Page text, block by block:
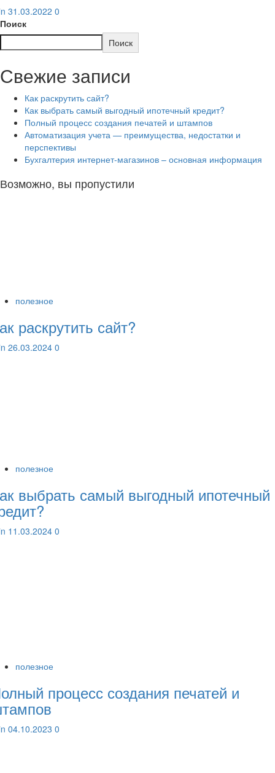
31.03.2022 0
Поиск
Поиск
Свежие записи
Как раскрутить сайт?
Как выбрать самый выгодный ипотечный кредит?
Полный процесс создания печатей и штампов
Автоматизация учета — преимущества, недостатки и
перспективы
Бухгалтерия интернет-магазинов – основная информация
Возможно, вы пропустили
полезное
раскрутить сайт?
26.03.2024 0
полезное
выбрать самый выгодный ипотечный
11.03.2024 0
полезное
процесс создания печатей и
04.10.2023 0